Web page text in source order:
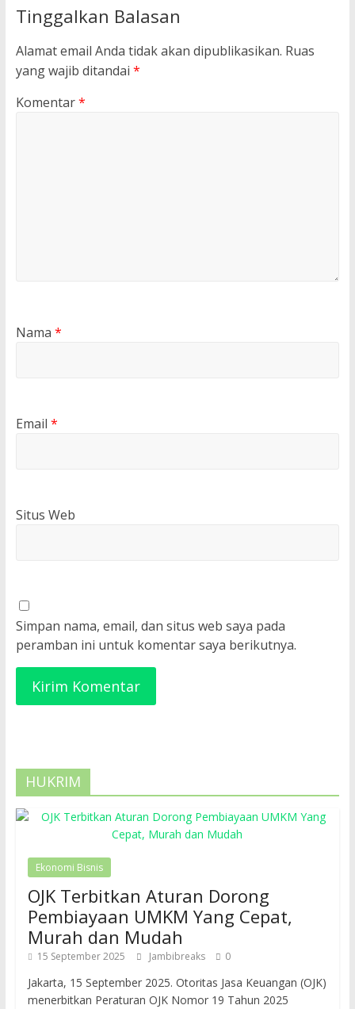
Tinggalkan Balasan
Alamat email Anda tidak akan dipublikasikan. Ruas
yang wajib ditandai *
Komentar*
Nama *
Email *
Situs Web
Simpan nama, email, dan situs web saya pada
peramban ini untuk komentar saya berikutnya.
HUKRIM
Ekonomi Bisnis
OJK Terbitkan Aturan Dorong
Pembiayaan UMKM Yang Cepat,
Murah dan Mudah
15 September 2025 Jambibreaks 0
Jakarta, 15 September 2025. Otoritas Jasa Keuangan (OJK)
menerbitkan Peraturan OJK Nomor 19 Tahun 2025